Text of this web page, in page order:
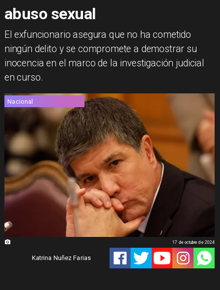
abuso sexual
​El exfuncionario asegura que no ha cometido
ningún delito y se compromete a demostrar su
inocencia en el marco de la investigación judicial
en curso.
Nacional
Katrina Nuñez Farias
17 de octubre de 2024